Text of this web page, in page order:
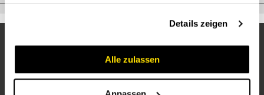
Details zeigen
Alle zulassen